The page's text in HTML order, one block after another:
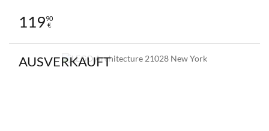
11990
€
AUSVERKAUFT